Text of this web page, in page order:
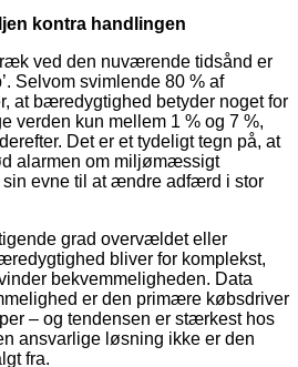
kontra handlingen
ved den nuværende tidsånd er
Selvom svimlende 80 % af
at bæredygtighed betyder noget for
verden kun mellem 1 % og 7 %,
Det er et tydeligt tegn på, at
alarmen om miljømæssigt
sin evne til at ændre adfærd i stor
grad overvældet eller
bliver for komplekst,
bekvemmeligheden. Data
er den primære købsdriver
– og tendensen er stærkest hos
ansvarlige løsning ikke er den
fra.